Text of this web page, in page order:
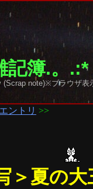
記簿.。
(Scrap note)※ブラウザ
ントリ >>
＞夏の大